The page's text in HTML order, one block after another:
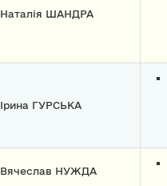
Наталія ШАНДРА
Ірина ГУРСЬКА
Вячеслав НУЖДА